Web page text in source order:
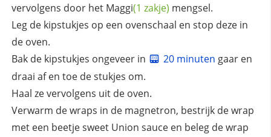
vervolgens door het Maggi(1 zakje) mengsel.
Leg de kipstukjes op een ovenschaal en stop deze in
de oven.
Bak de kipstukjes ongeveer in
20 minuten gaar en
draai af en toe de stukjes om.
Haal ze vervolgens uit de oven.
Verwarm de wraps in de magnetron, bestrijk de wrap
met een beetje sweet Union sauce en beleg de wrap